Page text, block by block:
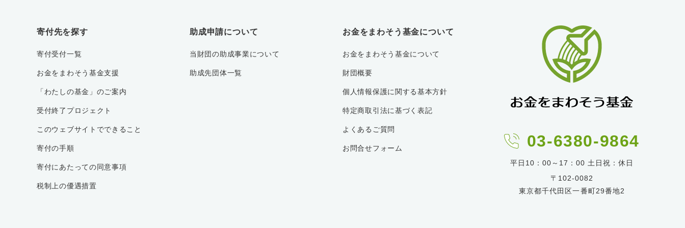
寄付先を探す
寄付受付一覧
お金をまわそう基金支援
「わたしの基金」のご案内
受付終了プロジェクト
このウェブサイトでできること
寄付の手順
寄付にあたっての同意事項
税制上の優遇措置
助成申請について
当財団の助成事業について
助成先団体一覧
お金をまわそう基金について
お金をまわそう基金について
財団概要
個人情報保護に関する基本方針
特定商取引法に基づく表記
よくあるご質問
お問合せフォーム 03-6380-9864
平日10：00～17：00 土日祝：休日
〒102-0082
東京都千代田区一番町29番地2